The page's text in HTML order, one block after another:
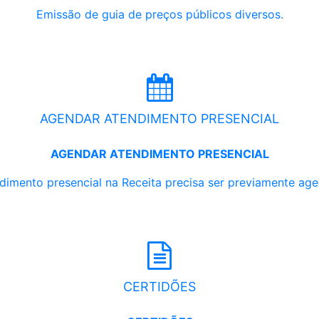
Emissão de guia de preços públicos diversos.
AGENDAR ATENDIMENTO PRESENCIAL
AGENDAR ATENDIMENTO PRESENCIAL
presencial na Receita precisa ser previamente
CERTIDÕES